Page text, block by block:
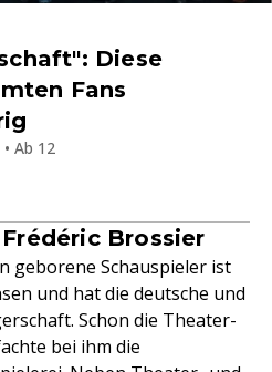
Diese
Fans
Ab 12
Brossier
geborene Schauspieler ist
und hat die deutsche und
Schon die Theater-
bei ihm die